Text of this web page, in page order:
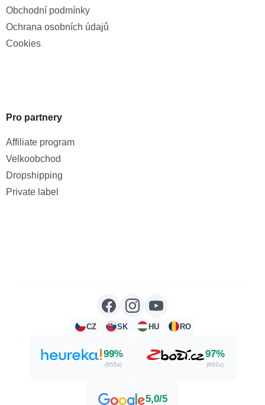
Obchodní podmínky
Ochrana osobních údajů
Cookies
Pro partnery
Affiliate program
Velkoobchod
Dropshipping
Private label
CZ SK HU RO
99%
(855x)
97%
(692x)
5,0/5